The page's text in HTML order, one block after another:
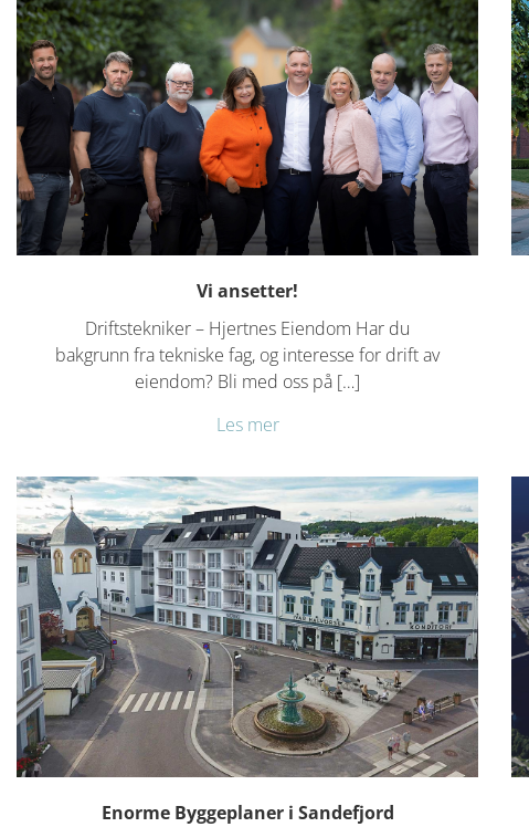
Vi ansetter!
Driftstekniker – Hjertnes Eiendom Har du
bakgrunn fra tekniske fag, og interesse for drift av
eiendom? Bli med oss på […]
Les mer
Enorme Byggeplaner i Sandefjord